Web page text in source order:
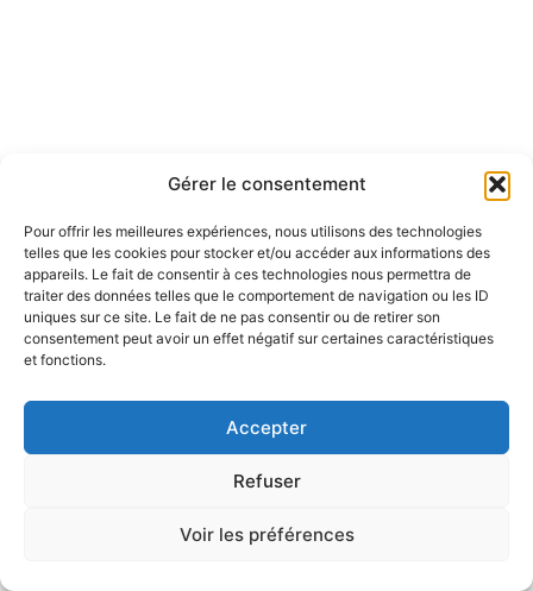
Gérer le consentement
Pour offrir les meilleures expériences, nous utilisons des technologies
telles que les cookies pour stocker et/ou accéder aux informations des
appareils. Le fait de consentir à ces technologies nous permettra de
traiter des données telles que le comportement de navigation ou les ID
uniques sur ce site. Le fait de ne pas consentir ou de retirer son
consentement peut avoir un effet négatif sur certaines caractéristiques
et fonctions.
Accepter
Refuser
Voir les préférences